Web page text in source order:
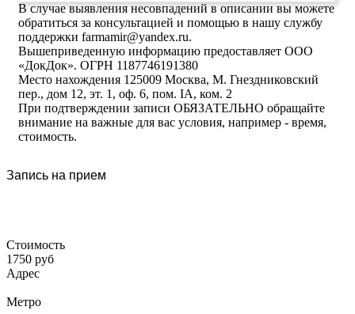
В случае выявления несовпадений в описании вы можете
обратиться за консультацией и помощью в нашу службу
поддержки farmamir@yandex.ru.
Вышеприведенную информацию предоставляет ООО
«ДокДок». ОГРН 1187746191380
Место нахождения 125009 Москва, М. Гнездниковский
пер., дом 12, эт. 1, оф. 6, пом. IA, ком. 2
При подтверждении записи ОБЯЗАТЕЛЬНО обращайте
внимание на важные для вас условия, например - время,
стоимость.
Запись на прием
Стоимость
1750 руб
Адрес
Метро